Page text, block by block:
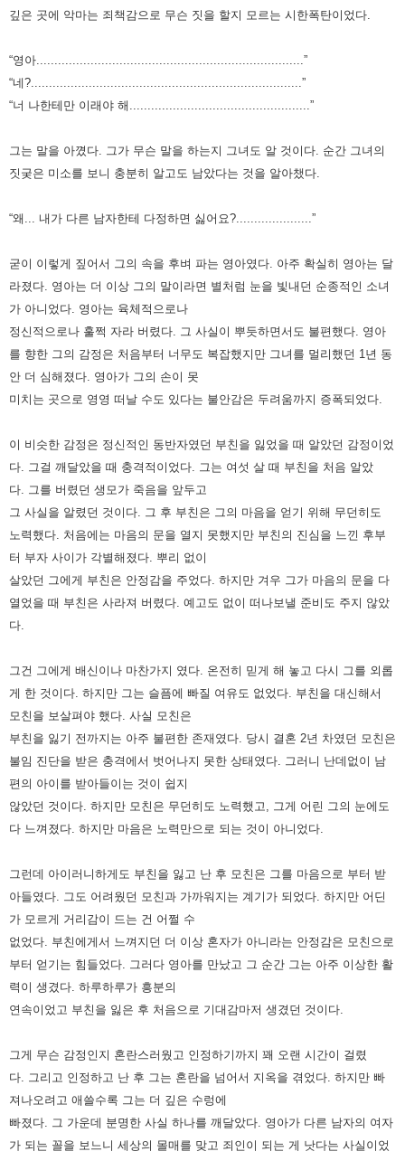
깊은 곳에 악마는 죄책감으로 무슨 짓을 할지 모르는 시한폭탄이었다.
“영아..........................................................................”
“네?...........................................................................”
“너 나한테만 이래야 해..................................................”
그는 말을 아꼈다. 그가 무슨 말을 하는지 그녀도 알 것이다. 순간 그녀의
짓궂은 미소를 보니 충분히 알고도 남았다는 것을 알아챘다.
“왜... 내가 다른 남자한테 다정하면 싫어요?.....................”
굳이 이렇게 짚어서 그의 속을 후벼 파는 영아였다. 아주 확실히 영아는 달
라졌다. 영아는 더 이상 그의 말이라면 별처럼 눈을 빛내던 순종적인 소녀
가 아니었다. 영아는 육체적으로나
정신적으로나 훌쩍 자라 버렸다.
그 사실이 뿌듯하면서도 불편했다. 영 아
를 향한 그의 감정은 처음부터 너무도 복잡했지만 그녀를 멀리했던 1년 동
안 더 심해졌다. 영아가 그의 손이 못
미치는 곳으로 영영 떠날 수도 있다는 불안감은 두려움까지 증폭되었다.
이 비슷한 감정은 정신적인 동반자였던 부친을 잃었을 때 알았던 감정이었
다.
그걸 깨달았을 때 충격적이었다.
그는 여섯 살 때 부친을 처음 알았
다.
그를 버렸던 생모가 죽음을 앞두고
그 사실을 알렸던 것이다.
그 후 부친은 그의 마음을 얻기 위해 무던히도
노력했다. 처음에는 마음의 문을 열지 못했지만 부친의 진심을 느낀 후부
터 부자 사이가 각별해졌다. 뿌리 없이
살았던 그에게 부친은 안정감을 주었다. 하지만 겨우 그가 마음의 문을 다
열었을 때 부친은 사라져 버렸다. 예고도 없이 떠나보낼 준비도 주지 않았
다.
그건 그에게 배신이나 마찬가지 였다. 온전히 믿게 해 놓고 다시 그를 외롭
게 한 것이다. 하지만 그는 슬픔에 빠질 여유도 없었다. 부친을 대신해서
모친을 보살펴야 했다. 사실 모친은
부친을 잃기 전까지는 아주 불편한 존재였다. 당시 결혼 2년 차였던 모친은
불임 진단을 받은 충격에서 벗어나지 못한 상태였다.
그러니 난데없이 남
편의 아이를 받아들이는 것이 쉽지
않았던 것이다. 하지만 모친은 무던히도 노력했고, 그게 어린 그의 눈에도
다 느껴졌다. 하지만 마음은 노력만으로 되는 것이 아니었다.
그런데 아이러니하게도 부친을 잃고 난 후 모친은 그를 마음으로 부터 받
아들였다.
그도 어려웠던 모친과 가까워지는 계기가 되었다. 하지만 어딘
가 모르게 거리감이 드는 건 어쩔 수
없었다. 부친에게서 느껴지던 더 이상 혼자가 아니라는 안정감은 모친으로
부터 얻기는 힘들었다.
그러다 영아를 만났고 그 순간 그는 아주 이상한 활
력이 생겼다. 하루하루가 흥분의
연속이었고 부친을 잃은 후 처음으로 기대감마저 생겼던 것이다.
그게 무슨 감정인지 혼란스러웠고 인정하기까지 꽤 오랜 시간이 걸렸
다.
그리고 인정하고 난 후 그는 혼란을 넘어서 지옥을 겪었다. 하지만 빠
져나오려고 애쓸수록 그는 더 깊은 수렁에
빠졌다.
그 가운데 분명한 사실 하나를 깨달았다. 영아가 다른 남자의 여자
가 되는 꼴을 보느니 세상의 몰매를 맞고 죄인이 되는 게 낫다는 사실이었